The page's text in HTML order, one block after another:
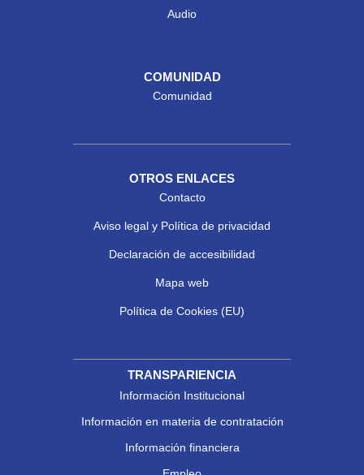
Audio
COMUNIDAD
Comunidad
OTROS ENLACES
Contacto
Aviso legal y Política de privacidad
Declaración de accesibilidad
Mapa web
Política de Cookies (EU)
TRANSPARIENCIA
Información Institucional
Información en materia de contratación
Información financiera